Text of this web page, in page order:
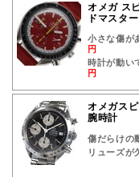
オメガ ス
ドマスタ
小さな傷が
円
時計が動い
円
オメガス
腕時計
傷だらけの
リューズが